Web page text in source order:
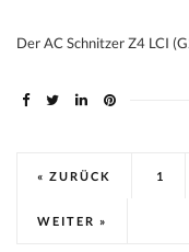
Der AC Schnitzer Z4 LCI
« ZURÜCK 1
WEITER »